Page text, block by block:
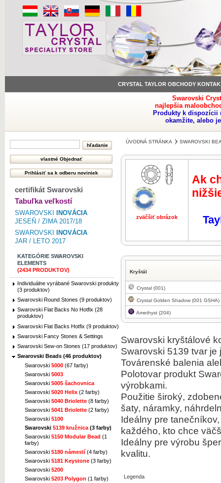
CRYSTAL TAYLOR OBCHODY
Swarovski
najlepšia
Produkty k dispozícii
okamžite, alebo
certifikát Swarovski
Tabuľka veľkostí
SWAROVSKI
INOVÁCIA
JESEŇ / ZIMA 2017/18
SWAROVSKI
INOVÁCIA
JAR / LETO 2017
KATEGÓRIE SWAROVSKI
ELEMENTS
(2434 PRODUKTOV)
Individuálne vyrábané Swarovski produkty
(3 produktov)
Swarovski Round Stones (9 produktov)
Swarovski Flat Backs No Hotfix (28
produktov)
Swarovski Flat Backs Hotfix (9 produktov)
Swarovski Fancy Stones & Settings
Swarovski Sew-on Stones (17 produktov)
Swarovski Beads (46 produktov)
Swarovski 5000 (67 farby)
Swarovski 5003
Swarovski 5005 šachovnica
Swarovski 5020 Helix (2 farby)
Swarovski 5040 Briolette (8 farby)
Swarovski 5041 Briolette (2 farby)
Swarovski 5100
Swarovski 5139 kružnica (3 farby)
Swarovski 5150 Modular Bead (1
farby)
Swarovski 5180 námestí (4 farby)
Swarovski 5181 Keystone (3 farby)
Swarovski 5200
Swarovski 5203 Polygon (1 farby)
ÚVODNÁ STRÁNKA SWAROVSKI
zväčšiť obrázok zväčšiť
Ak
Kryštál
Crystal (001)
Crystal Golden Shadow (001 GSHA)
Amethyst (204)
Swarovski kryštálové
Swarovski 5139 tvar je
Továrenské balenia
Polotovar produkt
výrobkami.
Použitie široký,
šaty, náramky,
Ideálny pre
každého, kto chce
Ideálny pre výrobu
kvalitu.
Legenda